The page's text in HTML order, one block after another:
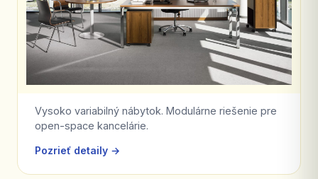
Vysoko variabilný nábytok. Modulárne riešenie pre
open-space kancelárie.
Pozrieť detaily →